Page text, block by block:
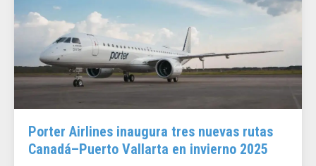
Porter Airlines inaugura tres nuevas rutas
Canadá–Puerto Vallarta en invierno 2025